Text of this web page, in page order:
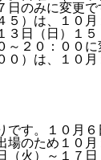
日のみに変更
５）は、１０
３日（日）１５
～２０：００
０）は、１０
です。１０月
場のため１０月
（火）～１７